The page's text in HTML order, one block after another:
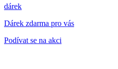
dárek
Dárek zdarma pro vás
Podívat se na akci